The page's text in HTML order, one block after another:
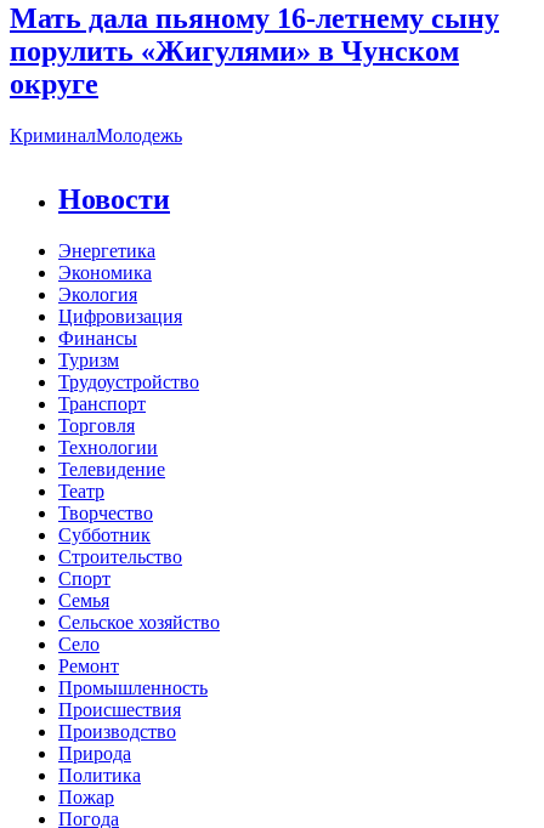
Мать дала пьяному 16-летнему сыну
порулить «Жигулями» в Чунском
округе
КриминалМолодежь
Новости
Энергетика
Экономика
Экология
Цифровизация
Финансы
Туризм
Трудоустройство
Транспорт
Торговля
Технологии
Телевидение
Театр
Творчество
Субботник
Строительство
Спорт
Семья
Сельское хозяйство
Село
Ремонт
Промышленность
Происшествия
Производство
Природа
Политика
Пожар
Погода